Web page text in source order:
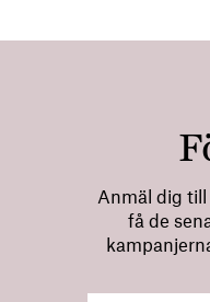
Anmäl dig
få de